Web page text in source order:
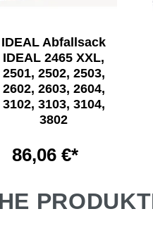
IDEAL Abfallsack
IDEAL 2465 XXL,
2501, 2502, 2503,
2602, 2603, 2604,
3102, 3103, 3104,
3802
86,06 €*